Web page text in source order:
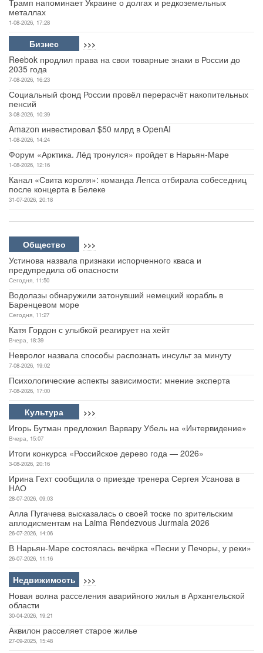
металлах
1-08-2026, 17:28
Бизнес >>>
Reebok продлил права на свои товарные знаки в России до
2035 года
7-08-2026, 16:23
Социальный фонд России провёл перерасчёт накопительных
пенсий
3-08-2026, 10:39
Amazon инвестировал $50 млрд в OpenAI
1-08-2026, 14:24
Форум «Арктика. Лёд тронулся» пройдет в Нарьян-Маре
1-08-2026, 12:16
Канал «Свита короля»: команда Лепса отбирала собеседниц
после концерта в Белеке
31-07-2026, 20:18
Общество >>>
Устинова назвала признаки испорченного кваса и
предупредила об опасности
Сегодня, 11:50
Водолазы обнаружили затонувший немецкий корабль в
Баренцевом море
Сегодня, 11:27
Катя Гордон с улыбкой реагирует на хейт
Вчера, 18:39
Невролог назвала способы распознать инсульт за минуту
7-08-2026, 19:02
Психологические аспекты зависимости: мнение эксперта
7-08-2026, 17:00
Культура >>>
Игорь Бутман предложил Варвару Убель на «Интервидение»
Вчера, 15:07
Итоги конкурса «Российское дерево года — 2026»
3-08-2026, 20:16
Ирина Гехт сообщила о приезде тренера Сергея Усанова в
НАО
28-07-2026, 09:03
Алла Пугачева высказалась о своей тоске по зрительским
аплодисментам на Laima Rendezvous Jurmala 2026
26-07-2026, 14:06
В Нарьян-Маре состоялась вечёрка «Песни у Печоры, у реки»
26-07-2026, 11:16
Недвижимость >>>
Новая волна расселения аварийного жилья в Архангельской
области
30-04-2026, 19:21
Аквилон расселяет старое жилье
27-09-2025, 15:48